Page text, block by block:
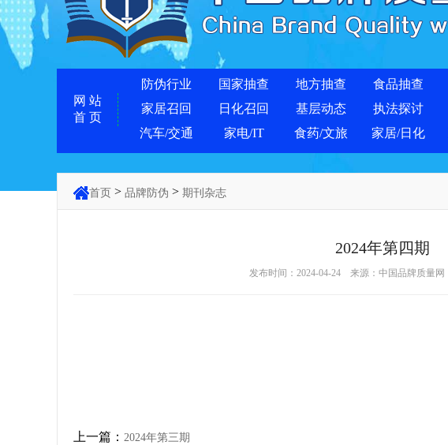
网 站
首 页
防伪行业 国家抽查 地方抽查 食品抽查
家居召回
日化召回 基层动态 执法探讨
汽车/交通
家电/IT 食药/文旅 家居/日化
首页 > 品牌防伪 > 期刊杂志
2024年第四期
发布时间：2024-04-24 来源： 中国品牌质量网
上一篇： 2024年第三期